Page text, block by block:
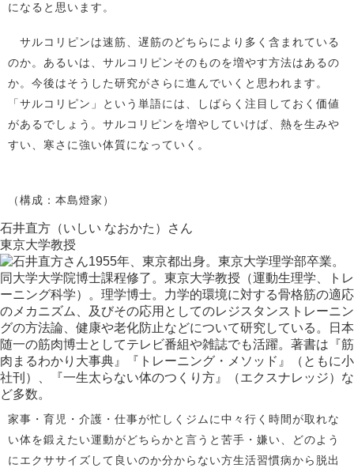
になると思います。
サルコリピンは速筋、遅筋のどちらにより多く含まれている
のか。あるいは、サルコリピンそのものを増やす方法はあるの
か。今後はそうした研究がさらに進んでいくと思われます。
「サルコリピン」という単語には、しばらく注目しておく価値
があるでしょう。サルコリピンを増やしていけば、熱を生みや
すい、寒さに強い体質になっていく。
（構成：本島燈家）
石井直方（いしい なおかた）さん
東京大学教授
1955年、東京都出身。東京大学理学部卒業。
同大学大学院博士課程修了。東京大学教授（運動生理学、トレ
ーニング科学）。理学博士。力学的環境に対する骨格筋の適応
のメカニズム、及びその応用としてのレジスタンストレーニン
グの方法論、健康や老化防止などについて研究している。日本
随一の筋肉博士としてテレビ番組や雑誌でも活躍。著書は『筋
肉まるわかり大事典』『トレーニング・メソッド』（ともに小
社刊）、『一生太らない体のつくり方』（エクスナレッジ）な
ど多数。
家事・育児・介護・仕事が忙しくジムに中々行く時間が取れな
い体を鍛えたい運動がどちらかと言うと苦手・嫌い、どのよう
にエクササイズして良いのか分からない方生活習慣病から脱出